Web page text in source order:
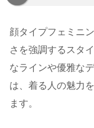
顔タイプフェミニ
さを強調するスタ
なラインや優雅な
は、着る人の魅力
ます。